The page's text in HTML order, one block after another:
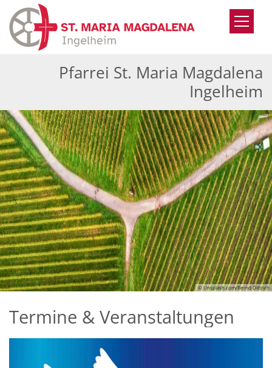
Zum Inhalt springen
Pfarrei St. Maria Magdalena
Ingelheim
© Unsplash.com/Bernd Dittrich
Termine & Veranstaltungen